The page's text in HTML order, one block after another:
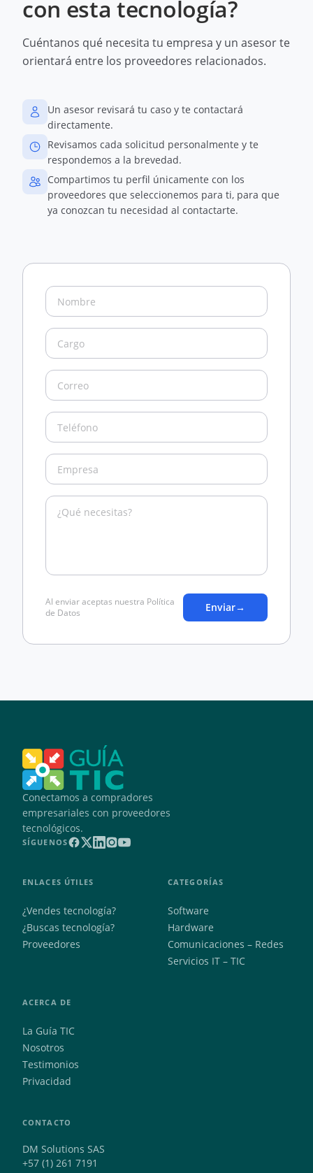
con esta tecnología?
Cuéntanos qué necesita tu empresa y un asesor te
orientará entre los proveedores relacionados.
Un asesor revisará tu caso y te contactará
directamente.
Revisamos cada solicitud personalmente y te
respondemos a la brevedad.
Compartimos tu perfil únicamente con los
proveedores que seleccionemos para ti, para que
ya conozcan tu necesidad al contactarte.
Al enviar aceptas nuestra Política
de Datos
Enviar→
Conectamos a compradores
empresariales con proveedores
tecnológicos.
SÍGUENOS
ENLACES ÚTILES
¿Vendes tecnología?
¿Buscas tecnología?
Proveedores
CATEGORÍAS
Software
Hardware
Comunicaciones – Redes
Servicios IT – TIC
ACERCA DE
La Guía TIC
Nosotros
Testimonios
Privacidad
CONTACTO
DM Solutions SAS
+57 (1) 261 7191